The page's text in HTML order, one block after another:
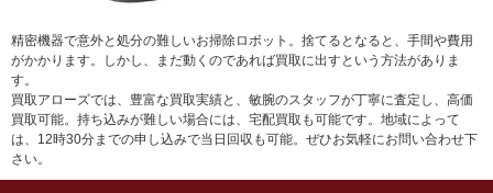
精密機器で意外と処分の難しいお掃除ロボット。捨てるとなると、手間や費用
がかかります。しかし、まだ動くのであれば買取に出すという方法がありま
す。
買取アローズでは、豊富な買取実績と、敏腕のスタッフが丁寧に査定し、高価
買取可能。持ち込みが難しい場合には、宅配買取も可能です。地域によって
は、12時30分までの申し込みで当日回収も可能。ぜひお気軽にお問い合わせ下
さい。